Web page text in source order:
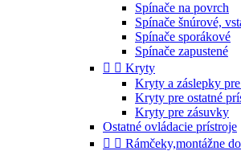
Spínače na povrch
Spínače šnúrové,
Spínače sporákové
Spínače zapustené
  Kryty
Kryty a záslepky
Kryty pre ostatné
Kryty pre zásuvky
Ostatné ovládacie prístroje
  Rámčeky,montážne